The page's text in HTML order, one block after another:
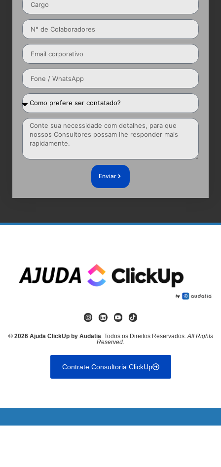
Enviar
© 2026 Ajuda ClickUp by Audatia. Todos os Direitos Reservados.All Rights
Reserved.
Contrate Consultoria ClickUp